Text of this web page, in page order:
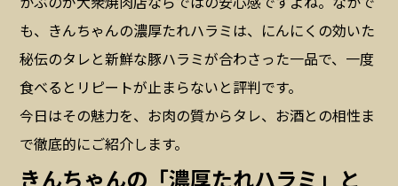
も、きんちゃんの濃厚たれハラミは、にんにくの効いた
秘伝のタレと新鮮な豚ハラミが合わさった一品で、一度
食べるとリピートが止まらないと評判です。
今日はその魅力を、お肉の質からタレ、お酒との相性ま
で徹底的にご紹介します。
きんちゃんの「濃厚たれハラミ」と